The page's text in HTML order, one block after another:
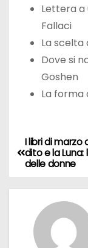
Lettera a
Fallaci
La scelta
Dove si
Goshen
La forma
N
a
I libri di marzo
dito e la Luna:
delle donne